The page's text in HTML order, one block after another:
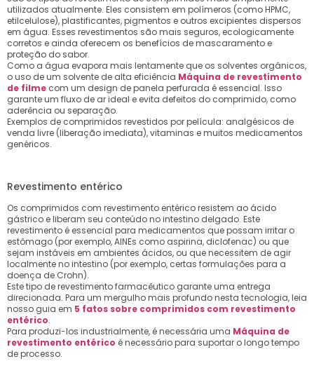
utilizados atualmente. Eles consistem em polímeros (como HPMC,
etilcelulose), plastificantes, pigmentos e outros excipientes dispersos
em água. Esses revestimentos são mais seguros, ecologicamente
corretos e ainda oferecem os benefícios de mascaramento e
proteção do sabor.
Como a água evapora mais lentamente que os solventes orgânicos,
o uso de um solvente de alta eficiência Máquina de revestimento
de filme com um design de panela perfurada é essencial. Isso
garante um fluxo de ar ideal e evita defeitos do comprimido, como
aderência ou separação.
Exemplos de comprimidos revestidos por película: analgésicos de
venda livre (liberação imediata), vitaminas e muitos medicamentos
genéricos.
Revestimento entérico
Os comprimidos com revestimento entérico resistem ao ácido
gástrico e liberam seu conteúdo no intestino delgado. Este
revestimento é essencial para medicamentos que possam irritar o
estômago (por exemplo, AINEs como aspirina, diclofenac) ou que
sejam instáveis ​​em ambientes ácidos, ou que necessitem de agir
localmente no intestino (por exemplo, certas formulações para a
doença de Crohn).
Este tipo de revestimento farmacêutico garante uma entrega
direcionada. Para um mergulho mais profundo nesta tecnologia, leia
nosso guia em 5 fatos sobre comprimidos com revestimento
entérico.
Para produzi-los industrialmente, é necessária uma Máquina de
revestimento entérico é necessário para suportar o longo tempo
de processo.